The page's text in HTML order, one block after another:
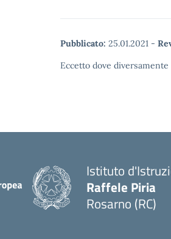
Pubblicato: 25.01.2021 -
Eccetto dove
Istituto
Raffele Piria
Rosarno (RC)